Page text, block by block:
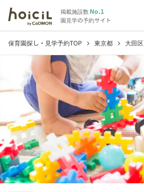
掲載施設数No.1
園見学の予約サイト
保育園探し・見学予約TOP chevron_right 東京都 chevron_right 大田区